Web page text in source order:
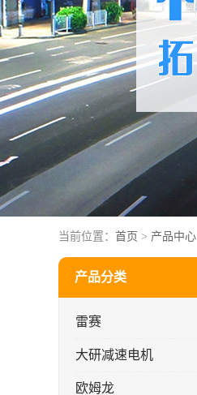
当前位置： 首页 > 产品中心
产品分类
雷赛
大研减速电机
欧姆龙